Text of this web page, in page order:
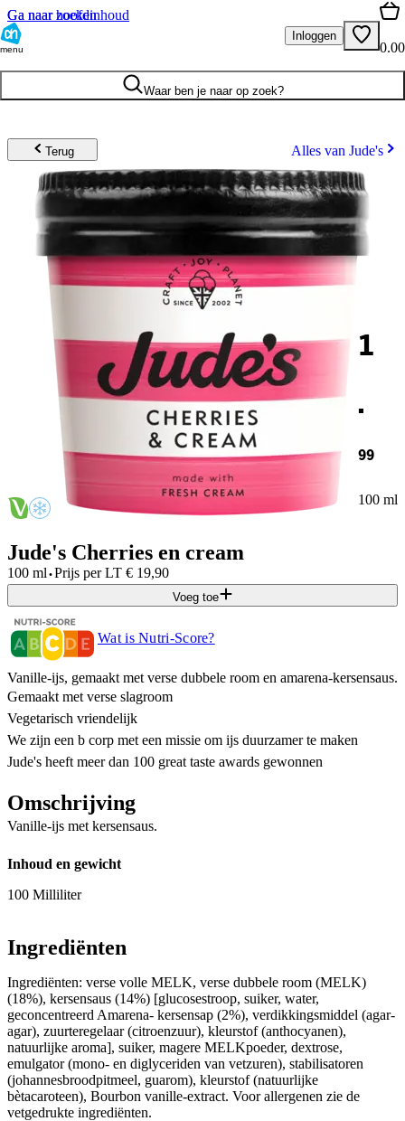
Ga naar hoofdinhoud
Ga naar zoeken
menu
Inloggen
0.00
Waar ben je naar op zoek?
Terug Alles van Jude's
1
.
99
100 ml
Jude's Cherries en cream
100 ml·Prijs per LT € 19,90
Voeg toe
Wat is Nutri-Score?
Vanille-ijs, gemaakt met verse dubbele room en amarena-kersensaus.
Gemaakt met verse slagroom
Vegetarisch vriendelijk
We zijn een b corp met een missie om ijs duurzamer te maken
Jude's heeft meer dan 100 great taste awards gewonnen
Omschrijving
Vanille-ijs met kersensaus.
Inhoud en gewicht
100 Milliliter
Ingrediënten
Ingrediënten: verse volle MELK, verse dubbele room (MELK)
(18%), kersensaus (14%) [glucosestroop, suiker, water,
geconcentreerd Amarena- kersensap (2%), verdikkingsmiddel (agar-
agar), zuurteregelaar (citroenzuur), kleurstof (anthocyanen),
natuurlijke aroma], suiker, magere MELKpoeder, dextrose,
emulgator (mono- en diglyceriden van vetzuren), stabilisatoren
(johannesbroodpitmeel, guarom), kleurstof (natuurlijke
bètacaroteen), Bourbon vanille-extract. Voor allergenen zie de
vetgedrukte ingrediënten.